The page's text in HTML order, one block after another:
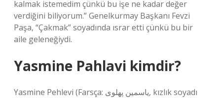
kalmak istemedim çünkü bu işe ne kadar değer
verdiğini biliyorum.” Genelkurmay Başkanı Fevzi
Paşa, “Çakmak” soyadında ısrar etti çünkü bu bir
aile geleneğiydi.
Yasmine Pahlavi kimdir?
Yasmine Pehlevi (Farsça: یاسمین پهلوی, kızlık soyadı